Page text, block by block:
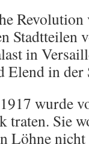
Stadtteilen
in
Elend in
wurde
traten. Sie
Löhne